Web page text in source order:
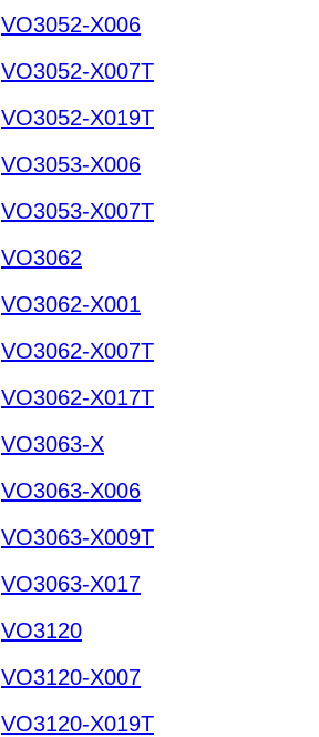
VO3052-X006
VO3052-X007T
VO3052-X019T
VO3053-X006
VO3053-X007T
VO3062
VO3062-X001
VO3062-X007T
VO3062-X017T
VO3063-X
VO3063-X006
VO3063-X009T
VO3063-X017
VO3120
VO3120-X007
VO3120-X019T